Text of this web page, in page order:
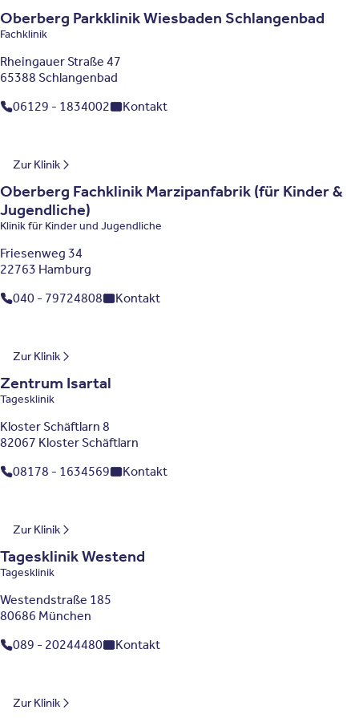
Oberberg Parkklinik Wiesbaden Schlangenbad
Fachklinik
Rheingauer Straße 47
65388 Schlangenbad
06129 - 1834002
Kontakt
Zur Klinik
Hamburg
Oberberg Fachklinik Marzipanfabrik (für Kinder &
Jugendliche)
Klinik für Kinder und Jugendliche
Friesenweg 34
22763 Hamburg
040 - 79724808
Kontakt
Zur Klinik
Bayern
Zentrum Isartal
Tagesklinik
Kloster Schäftlarn 8
82067 Kloster Schäftlarn
08178 - 1634569
Kontakt
Zur Klinik
Bayern
Tagesklinik Westend
Tagesklinik
Westendstraße 185
80686 München
089 - 20244480
Kontakt
Zur Klinik
Bayern